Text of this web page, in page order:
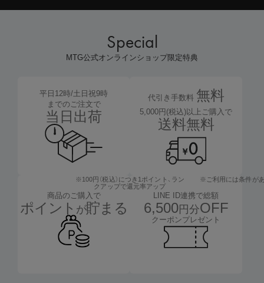
Special
MTG公式オンラインショップ限定特典
平日12時/土日祝9時
までのご注文で
当日出荷
代引き手数料 無料
5,000円(税込)以上ご購入で
送料無料
商品のご購入で
ポイント が貯まる
※100円（税込）につき1ポイント、 ラン
クアップで還元率アップ
LINE ID連携で総額
6,500円分OFF
クーポンプレゼント
※ご利用には条件が